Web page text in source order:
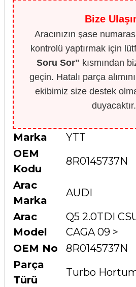
Bize
Aracınızın şase
kontrolü yaptırmak için
Soru Sor" kısmından
geçin. Hatalı parça
ekibimiz size destek
duyacaktır.
Marka
YTT
OEM
Kodu
8R0145737N
Arac
Marka
AUDI
Arac
Model
Q5 2.0TDI
CAGA 09 >
OEM No
8R0145737N
Parça
Türü
Turbo